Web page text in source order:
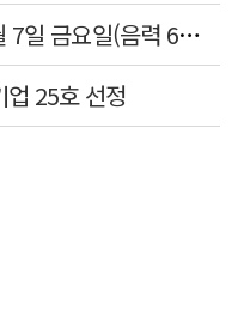
[더사주 오늘의 띠별 운세] <8월 7일 금요일(음력 6월25일)>
업 25호 선정